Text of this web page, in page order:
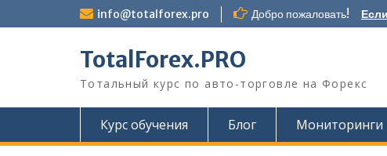
к
info@totalforex.pro Добро пожаловать!
TotalForex.PRO
Тотальный курс по авто-торговле на Форекс
Курс обучения Блог Мониторинги